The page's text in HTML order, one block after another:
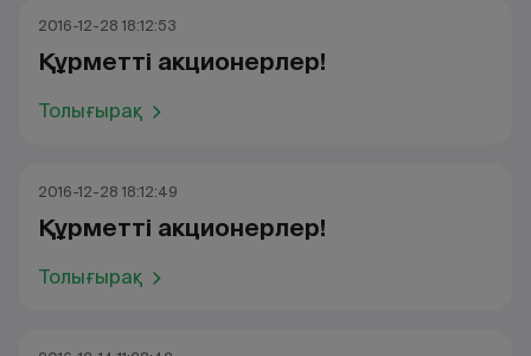
2016-12-28 18:12:53
Құрметті акционерлер!
Толығырақ
2016-12-28 18:12:49
Құрметті акционерлер!
Толығырақ